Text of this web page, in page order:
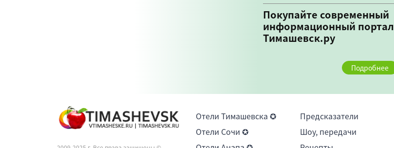
Покупайте современный
информационный портал
Тимашевск.ру
Подробнее
Отели Тимашевска ✪
Отели Сочи ✪
Предсказатели
Шоу, передачи